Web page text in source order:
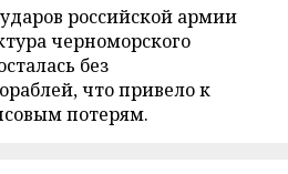
российской армии
черноморского
без
что привело к
потерям.